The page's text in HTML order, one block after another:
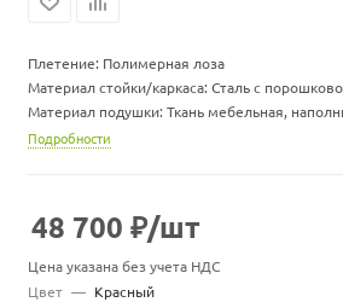
Плетение: Полимерная лоза
Материал стойки/каркаса: Сталь с
Материал подушки: Ткань мебельная,
Ширина х глубина х высота стойки (см):
Максимальная нагрузка, кг:150
Цвет подушек может меняться
Подробности
48 700 ₽/шт
Цена указана без учета НДС
Цвет — Красный